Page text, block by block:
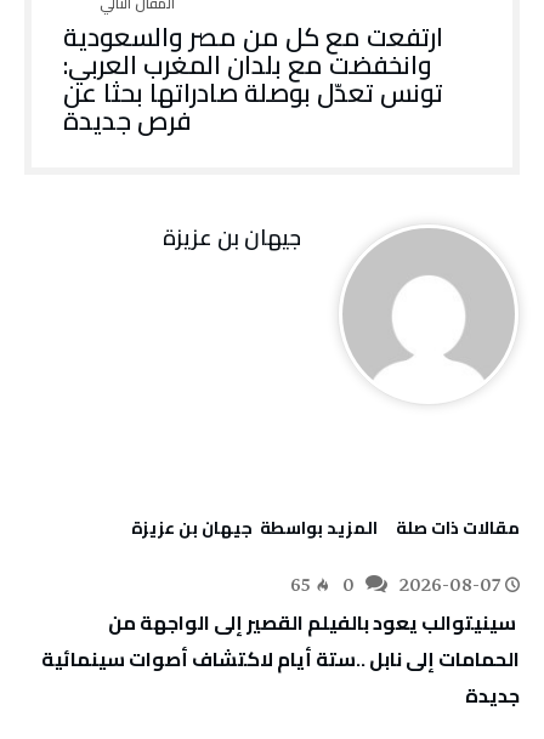
ارتفعت مع كل من مصر والسعودية
وانخفضت مع بلدان المغرب العربي:
تونس تعدّل بوصلة صادراتها بحثا عن
فرص جديدة
جيهان بن عزيزة
‫مقالات ذات صلة‬ ‫‫المزيد بواسطة‬ ‬ جيهان بن عزيزة
2026-08-07
65
‬جديدة